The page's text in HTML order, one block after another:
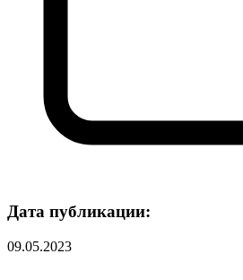
Дата публикации:
09.05.2023